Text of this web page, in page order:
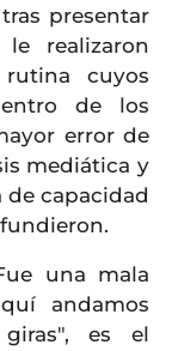
presentar
realizaron
cuyos
de los
error de
mediática y
de capacidad
una mala
andamos
es el